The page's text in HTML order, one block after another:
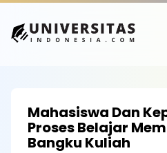
Mahasiswa Dan
Proses Belajar
Bangku Kuliah